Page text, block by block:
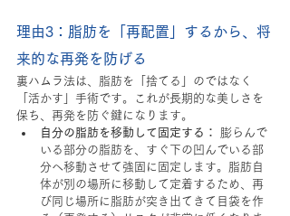
理由3：脂肪を「再配置」するから、将
来的な再発を防げる
裏ハムラ法は、脂肪を「捨てる」のではなく
「活かす」手術です。これが長期的な美しさを
保ち、再発を防ぐ鍵になります。
自分の脂肪を移動して固定する：
膨らんで
いる部分の脂肪を、すぐ下の凹んでいる部
分へ移動させて強固に固定します。脂肪自
体が別の場所に移動して定着するため、再
び同じ場所に脂肪が突き出てきて目袋を作